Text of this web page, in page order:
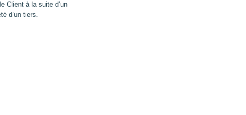
Client à la suite d’un
d’un tiers.